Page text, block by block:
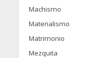
Machismo
Materialismo
Matrimonio
Mezquita